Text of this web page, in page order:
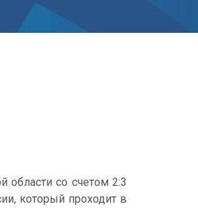
области со счетом 2:3
который проходит в